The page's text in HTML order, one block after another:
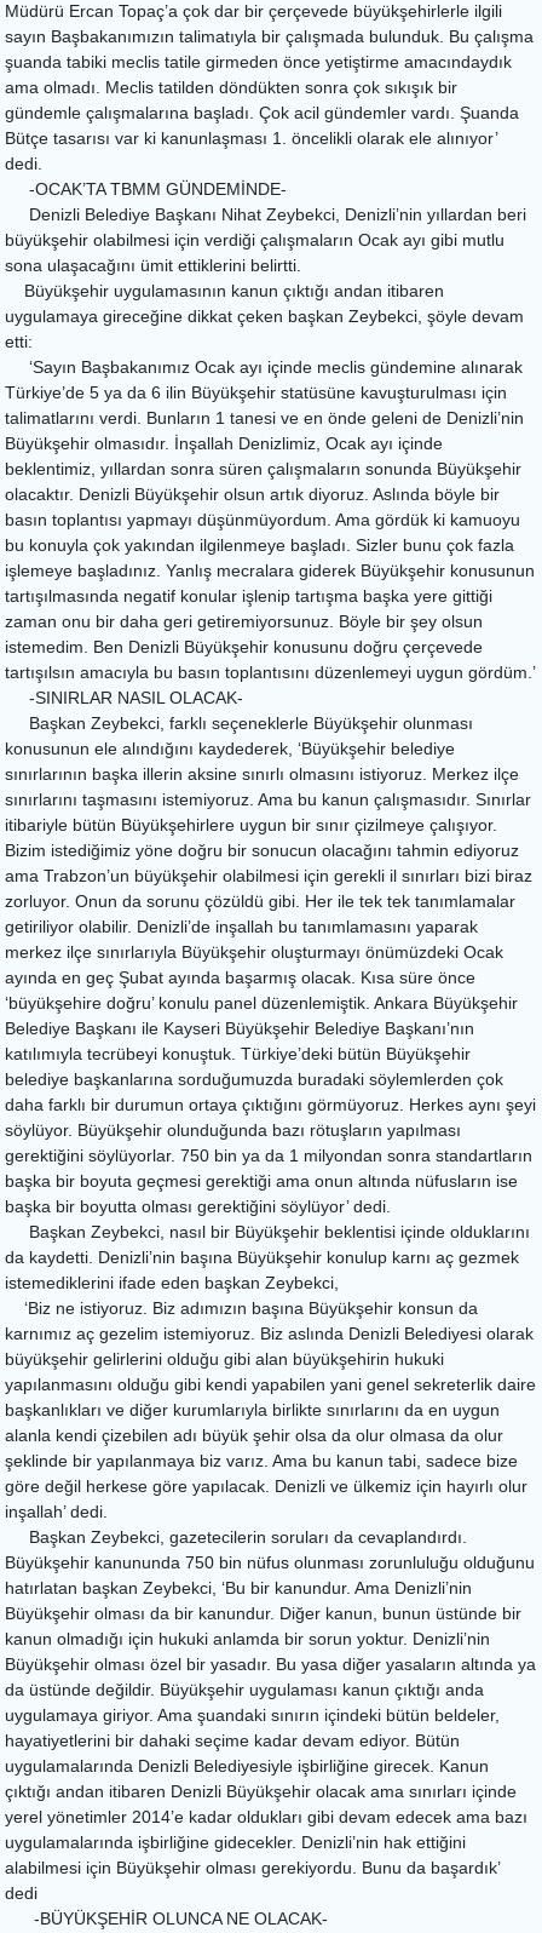
Müdürü Ercan Topaç’a çok dar bir çerçevede büyükşehirlerle ilgili
sayın Başbakanımızın talimatıyla bir çalışmada bulunduk. Bu çalışma
şuanda tabiki meclis tatile girmeden önce yetiştirme amacındaydık
ama olmadı. Meclis tatilden döndükten sonra çok sıkışık bir
gündemle çalışmalarına başladı. Çok acil gündemler vardı. Şuanda
Bütçe tasarısı var ki kanunlaşması 1. öncelikli olarak ele alınıyor’
dedi.
-OCAK’TA TBMM GÜNDEMİNDE-
Denizli Belediye Başkanı Nihat Zeybekci, Denizli’nin yıllardan beri
büyükşehir olabilmesi için verdiği çalışmaların Ocak ayı gibi mutlu
sona ulaşacağını ümit ettiklerini belirtti.
Büyükşehir uygulamasının kanun çıktığı andan itibaren
uygulamaya gireceğine dikkat çeken başkan Zeybekci, şöyle devam
etti:
‘Sayın Başbakanımız Ocak ayı içinde meclis gündemine alınarak
Türkiye’de 5 ya da 6 ilin Büyükşehir statüsüne kavuşturulması için
talimatlarını verdi. Bunların 1 tanesi ve en önde geleni de Denizli’nin
Büyükşehir olmasıdır. İnşallah Denizlimiz, Ocak ayı içinde
beklentimiz, yıllardan sonra süren çalışmaların sonunda Büyükşehir
olacaktır. Denizli Büyükşehir olsun artık diyoruz. Aslında böyle bir
basın toplantısı yapmayı düşünmüyordum. Ama gördük ki kamuoyu
bu konuyla çok yakından ilgilenmeye başladı. Sizler bunu çok fazla
işlemeye başladınız. Yanlış mecralara giderek Büyükşehir konusunun
tartışılmasında negatif konular işlenip tartışma başka yere gittiği
zaman onu bir daha geri getiremiyorsunuz. Böyle bir şey olsun
istemedim. Ben Denizli Büyükşehir konusunu doğru çerçevede
tartışılsın amacıyla bu basın toplantısını düzenlemeyi uygun gördüm.’
-SINIRLAR NASIL OLACAK-
Başkan Zeybekci, farklı seçeneklerle Büyükşehir olunması
konusunun ele alındığını kaydederek, ‘Büyükşehir belediye
sınırlarının başka illerin aksine sınırlı olmasını istiyoruz. Merkez ilçe
sınırlarını taşmasını istemiyoruz. Ama bu kanun çalışmasıdır. Sınırlar
itibariyle bütün Büyükşehirlere uygun bir sınır çizilmeye çalışıyor.
Bizim istediğimiz yöne doğru bir sonucun olacağını tahmin ediyoruz
ama Trabzon’un büyükşehir olabilmesi için gerekli il sınırları bizi biraz
zorluyor. Onun da sorunu çözüldü gibi. Her ile tek tek tanımlamalar
getiriliyor olabilir. Denizli’de inşallah bu tanımlamasını yaparak
merkez ilçe sınırlarıyla Büyükşehir oluşturmayı önümüzdeki Ocak
ayında en geç Şubat ayında başarmış olacak. Kısa süre önce
‘büyükşehire doğru’ konulu panel düzenlemiştik. Ankara Büyükşehir
Belediye Başkanı ile Kayseri Büyükşehir Belediye Başkanı’nın
katılımıyla tecrübeyi konuştuk. Türkiye’deki bütün Büyükşehir
belediye başkanlarına sorduğumuzda buradaki söylemlerden çok
daha farklı bir durumun ortaya çıktığını görmüyoruz. Herkes aynı şeyi
söylüyor. Büyükşehir olunduğunda bazı rötuşların yapılması
gerektiğini söylüyorlar. 750 bin ya da 1 milyondan sonra standartların
başka bir boyuta geçmesi gerektiği ama onun altında nüfusların ise
başka bir boyutta olması gerektiğini söylüyor’ dedi.
Başkan Zeybekci, nasıl bir Büyükşehir beklentisi içinde olduklarını
da kaydetti. Denizli’nin başına Büyükşehir konulup karnı aç gezmek
istemediklerini ifade eden başkan Zeybekci,
‘Biz ne istiyoruz. Biz adımızın başına Büyükşehir konsun da
karnımız aç gezelim istemiyoruz. Biz aslında Denizli Belediyesi olarak
büyükşehir gelirlerini olduğu gibi alan büyükşehirin hukuki
yapılanmasını olduğu gibi kendi yapabilen yani genel sekreterlik daire
başkanlıkları ve diğer kurumlarıyla birlikte sınırlarını da en uygun
alanla kendi çizebilen adı büyük şehir olsa da olur olmasa da olur
şeklinde bir yapılanmaya biz varız. Ama bu kanun tabi, sadece bize
göre değil herkese göre yapılacak. Denizli ve ülkemiz için hayırlı olur
inşallah’ dedi.
Başkan Zeybekci, gazetecilerin soruları da cevaplandırdı.
Büyükşehir kanununda 750 bin nüfus olunması zorunluluğu olduğunu
hatırlatan başkan Zeybekci, ‘Bu bir kanundur. Ama Denizli’nin
Büyükşehir olması da bir kanundur. Diğer kanun, bunun üstünde bir
kanun olmadığı için hukuki anlamda bir sorun yoktur. Denizli’nin
Büyükşehir olması özel bir yasadır. Bu yasa diğer yasaların altında ya
da üstünde değildir. Büyükşehir uygulaması kanun çıktığı anda
uygulamaya giriyor. Ama şuandaki sınırın içindeki bütün beldeler,
hayatiyetlerini bir dahaki seçime kadar devam ediyor. Bütün
uygulamalarında Denizli Belediyesiyle işbirliğine girecek. Kanun
çıktığı andan itibaren Denizli Büyükşehir olacak ama sınırları içinde
yerel yönetimler 2014’e kadar oldukları gibi devam edecek ama bazı
uygulamalarında işbirliğine gidecekler. Denizli’nin hak ettiğini
alabilmesi için Büyükşehir olması gerekiyordu. Bunu da başardık’
dedi
-BÜYÜKŞEHİR OLUNCA NE OLACAK-